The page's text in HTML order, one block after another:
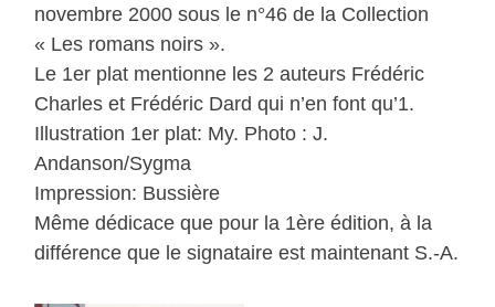
novembre 2000 sous le n°46 de la Collection
« Les romans noirs ».
Le 1er plat mentionne les 2 auteurs Frédéric
Charles et Frédéric Dard qui n’en font qu’1.
Illustration 1er plat: My. Photo : J.
Andanson/Sygma
Impression: Bussière
Même dédicace que pour la 1ère édition, à la
différence que le signataire est maintenant S.-A.